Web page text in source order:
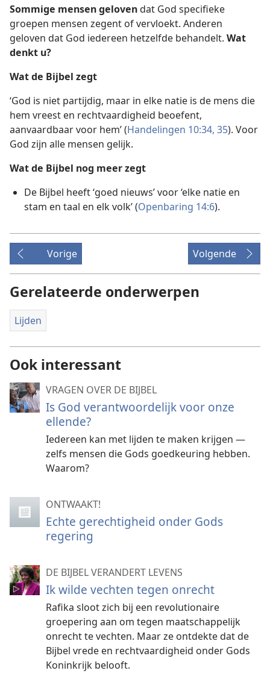
Sommige mensen gelovendat God specifieke
groepen mensen zegent of vervloekt. Anderen
geloven dat God iedereen hetzelfde behandelt. Wat
denkt u?
Wat de Bijbel zegt
‘God is niet partijdig, maar in elke natie is de mens die
hem vreest en rechtvaardigheid beoefent,
aanvaardbaar voor hem’ (Handelingen 10:34, 35). Voor
God zijn alle mensen gelijk.
Wat de Bijbel nog meer zegt
De Bijbel heeft ‘goed nieuws’ voor ‘elke natie en
stam en taal en elk volk’ (Openbaring 14:6).
Vorige Volgende
Gerelateerde onderwerpen
Lijden
Ook interessant
VRAGEN OVER DE BIJBEL
Is God verantwoordelijk voor onze
ellende?
Iedereen kan met lijden te maken krijgen —
zelfs mensen die Gods goedkeuring hebben.
Waarom?
ONTWAAKT!
Echte gerechtigheid onder Gods
regering
DE BIJBEL VERANDERT LEVENS
Ik wilde vechten tegen onrecht
Rafika sloot zich bij een revolutionaire
groepering aan om tegen maatschappelijk
onrecht te vechten. Maar ze ontdekte dat de
Bijbel vrede en rechtvaardigheid onder Gods
Koninkrijk belooft.